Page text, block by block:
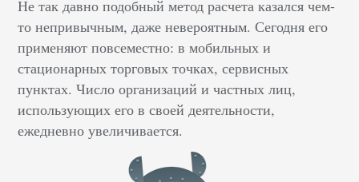
Не так давно подобный метод расчета казался чем-
то непривычным, даже невероятным. Сегодня его
применяют повсеместно: в мобильных и
стационарных торговых точках, сервисных
пунктах. Число организаций и частных лиц,
использующих его в своей деятельности,
ежедневно увеличивается.